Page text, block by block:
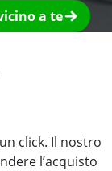
a te
click. Il nostro
l’acquisto